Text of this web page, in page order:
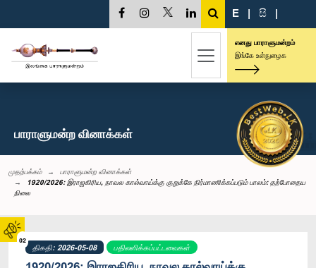
02
E | සි |
எனது பாராளுமன்றம்
இங்கே உள்நுழைக
பாராளுமன்ற வினாக்கள்
முதற்பக்கம்
பாராளுமன்ற வினாக்கள்
1920/2026: இராஜகிரிய, நாவல கால்வாய்க்கு குறுக்கே நிர்மாணிக்கப்படும் பாலம்: தற்போதைய
நிலை
திகதி: 2026-05-08 பதிலளிக்கப்பட்டவைகள்